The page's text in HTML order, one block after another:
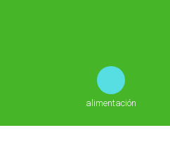
alimentación